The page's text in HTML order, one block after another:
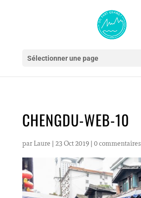
Sélectionner une page
CHENGDU-WEB-10
par Laure | 23 Oct 2019| 0 commentaires